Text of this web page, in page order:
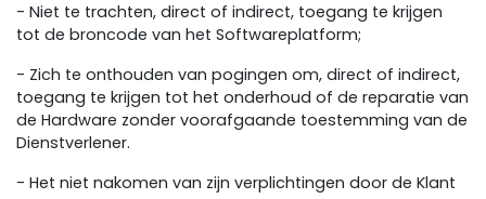
- Niet te trachten, direct of indirect, toegang te krijgen
tot de broncode van het Softwareplatform;
- Zich te onthouden van pogingen om, direct of indirect,
toegang te krijgen tot het onderhoud of de reparatie van
de Hardware zonder voorafgaande toestemming van de
Dienstverlener.
- Het niet nakomen van zijn verplichtingen door de Klant